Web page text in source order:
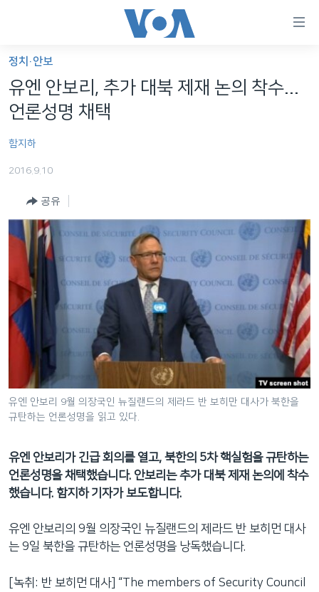
가
능
링
인
츠
동
메
션
으
이
동
검
으
로
등
세계
라디오
프로그램
주파수 안내
언어 선택
정치·안보
유엔 안보리, 추가 대북 제재 논의 착수...
언론성명 채택
함지하
2016.9.10
공유
유엔 안보리 9월 의장국인 뉴질랜드의 제라드 반 보히만 대사가 북한을
규탄하는 언론성명을 읽고 있다.
유엔 안보리가 긴급 회의를 열고, 북한의 5차 핵실험을 규탄하는
언론성명을 채택했습니다. 안보리는 추가 대북 제재 논의에 착수
했습니다. 함지하 기자가 보도합니다.
유엔 안보리의 9월 의장국인 뉴질랜드의 제라드 반 보히먼 대사
는 9일 북한을 규탄하는 언론성명을 낭독했습니다.
[녹취: 반 보히먼 대사] “The members of Security Council